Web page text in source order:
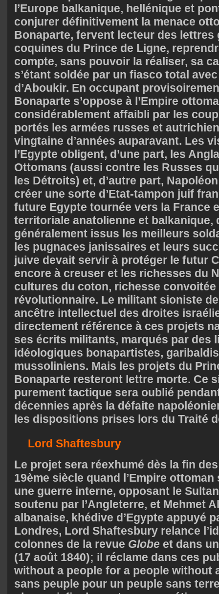
l’Europe balkanique, hellénique et
conjurer définitivement la menace
Bonaparte, fervent lecteur des lettres
coquines du Prince de Ligne,
compte, sans pouvoir la réaliser, sa
s’étant soldée par un fiasco total
d’Aboukir. En occupant
Bonaparte s’oppose à l’Empire
considérablement affaibli par les
portés les armées russes et
vingtaine d’années auparavant. Les
l’Egypte obligent, d’une part, les
Ottomans (aussi contre les Russes
les Détroits) et, d’autre part,
créer une sorte d’Etat-tampon juif
future Egypte tournée vers la France
territoriale anatolienne et balkanique,
généralement issus les meilleurs
les pugnaces janissaires et leurs
juive devait servir à protéger le futur
encore à creuser et les richesses du
cultures du coton, richesse convoitée
révolutionnaire. Le militant sioniste
ancêtre intellectuel des droites
directement référence à ces projets
ses écrits militants, marqués par des
idéologiques bonapartistes,
mussoliniens. Mais les projets du
Bonaparte resteront lettre morte. Ce
purement tactique sera oublié
décennies après la défaite
les dispositions prises lors du Traité
Lord Shaftesbury
Le projet sera réexhumé dès la fin
19ème siècle quand l’Empire
une guerre interne, opposant le
soutenu par l’Angleterre, et Mehmet
albanaise, khédive d’Egypte appuyé
Londres, Lord Shaftesbury relance
colonnes de la revue Globe et dans
(17 août 1840); il réclame dans ces
without a people for a people without
sans peuple pour un peuple sans